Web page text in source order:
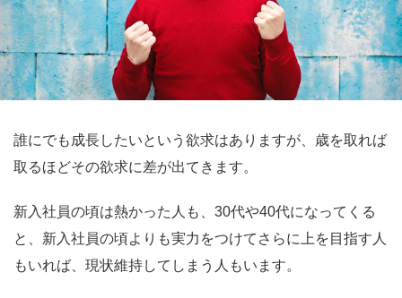
誰にでも成長したいという欲求はありますが、歳を取れば
取るほどその欲求に差が出てきます。
新入社員の頃は熱かった人も、30代や40代になってくる
と、新入社員の頃よりも実力をつけてさらに上を目指す人
もいれば、現状維持してしまう人もいます。